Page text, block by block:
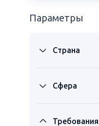
Параметры
Страна
Сфера
Требования